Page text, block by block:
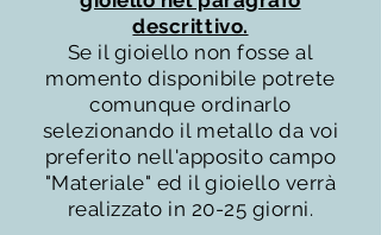
descrittivo.
Se il gioiello non fosse al
momento disponibile potrete
comunque ordinarlo
selezionando il metallo da voi
preferito nell'apposito campo
"Materiale" ed il gioiello verrà
realizzato in 20-25 giorni.